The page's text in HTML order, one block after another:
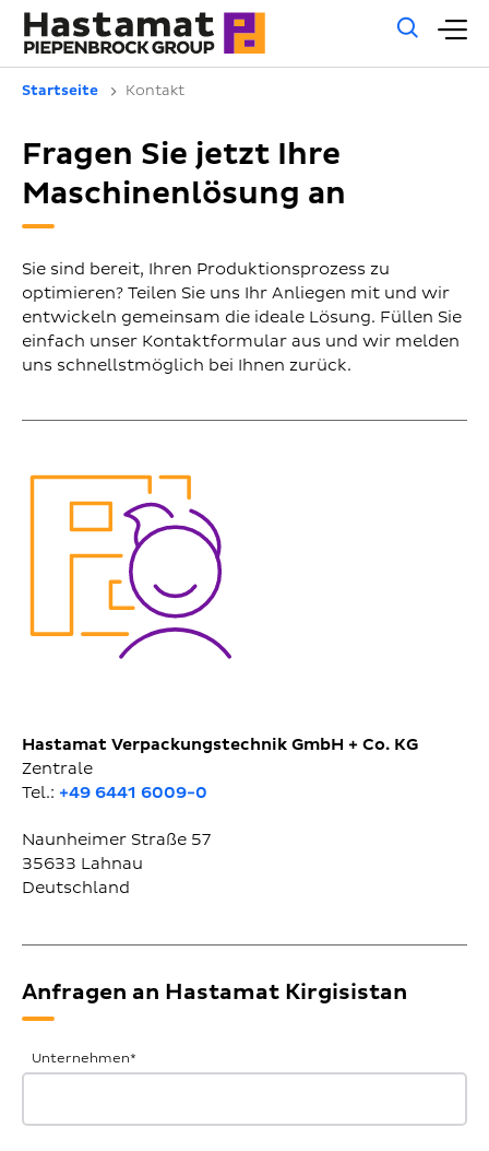
Startseite Kontakt
Fragen Sie jetzt Ihre
Maschinenlösung an
Sie sind bereit, Ihren Produktionsprozess zu
optimieren? Teilen Sie uns Ihr Anliegen mit und wir
entwickeln gemeinsam die ideale Lösung. Füllen Sie
einfach unser Kontaktformular aus und wir melden
uns schnellstmöglich bei Ihnen zurück.
Hastamat Verpackungstechnik GmbH + Co. KG
Zentrale
Tel.: +49 6441 6009-0
Naunheimer Straße 57
35633 Lahnau
Deutschland
Anfragen an Hastamat Kirgisistan
Allgemeine
Anfrage
Unternehmen*